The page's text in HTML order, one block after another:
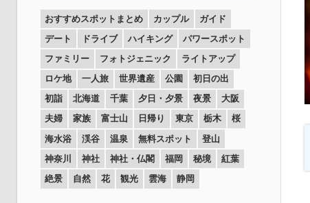
おすすめスポットまとめ カップル
ガイド
デート
ドライブ ハイキング
パワースポット
ファミリー
フォトジェニック
ライトアップ
ロケ地
一人旅 世界遺産 公園
初日の出
初詣
北海道 千葉 夕日・夕景 夜景
大阪
夫婦
家族 富士山 日帰り 東京 栃木
桜
海水浴
渓谷 温泉 無料スポット
登山
神奈川
神社 神社・仏閣 福岡 秘境
紅葉
絶景
自然 花 観光 雲海 静岡